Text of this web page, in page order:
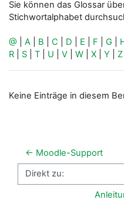
Sie können das Glossar
Stichwortalphabet
@ A B C D E F G
R
S T U V W X Y Z
Keine Einträge in diesem
← Moodle-Support
Direkt zu: